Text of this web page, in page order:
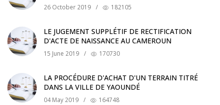
26 October 2019 / 182105
LE JUGEMENT SUPPLÉTIF DE RECTIFICATION
D'ACTE DE NAISSANCE AU CAMEROUN
15 June 2019 / 170730
LA PROCÉDURE D'ACHAT D'UN TERRAIN TITRÉ
DANS LA VILLE DE YAOUNDÉ
04 May 2019 / 164748